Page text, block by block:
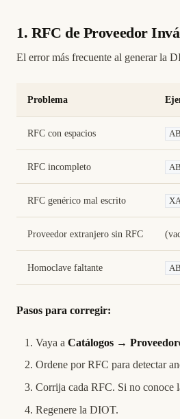
1. RFC de Proveedor
El error más frecuente al generar la
Problema
RFC con espacios
RFC incompleto
RFC genérico mal escrito
Proveedor extranjero sin RFC
Homoclave faltante
Pasos para corregir:
Vaya a Catálogos →
Ordene por RFC para detectar
Corrija cada RFC. Si no conoce
Regenere la DIOT.